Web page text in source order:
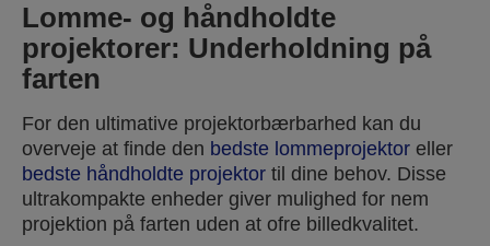
Lomme- og håndholdte
projektorer: Underholdning på
farten
For den ultimative projektorbærbarhed kan du
overveje at finde den bedste lommeprojektor eller
bedste håndholdte projektor til dine behov. Disse
ultrakompakte enheder giver mulighed for nem
projektion på farten uden at ofre billedkvalitet.